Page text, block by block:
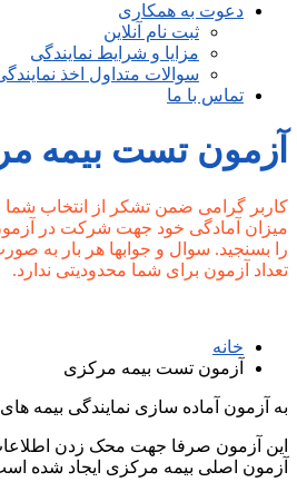
دعوت به همکاری
ثبت نام آنلاین
مزایا و شرایط نمایندگی
سوالات متداول اخذ
تماس با ما
آزمون تست بیمه
کاربر گرامی ضمن تشکر از انتخاب شما
میزان آمادگی خود جهت شرکت در
را بسنجید. سوال و جوابها هر بار به
تعداد آزمون برای شما محدودیتی ندارد.
خانه
آزمون تست بیمه مرکزی
به آزمون آماده سازی نمایندگی بیمه
این آزمون صرفا جهت محک زدن
آزمون اصلی بیمه مرکزی ایجاد شده